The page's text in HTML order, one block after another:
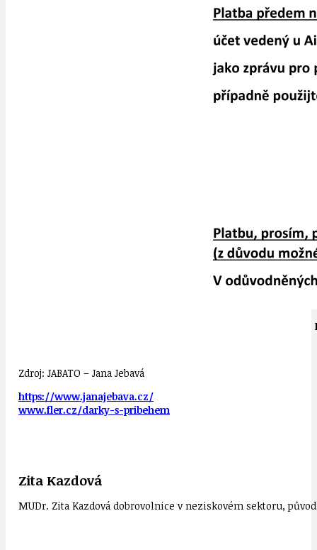
Zdroj: JABATO – Jana Jebavá
https://www.janajebava.cz/
www.fler.cz/darky-s-pribehem
Zita Kazdová
MUDr. Zita Kazdová dobrovolnice v neziskovém sektoru,